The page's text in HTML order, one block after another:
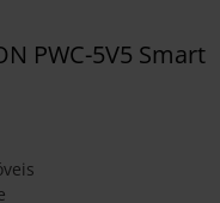
PWC-5V5 Smart